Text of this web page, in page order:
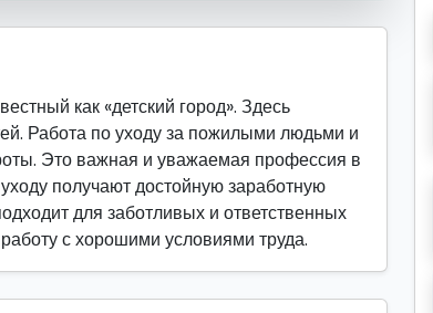
как «детский город». Здесь
Работа по уходу за пожилыми людьми и
Это важная и уважаемая профессия в
получают достойную заработную
для заботливых и ответственных
с хорошими условиями труда.